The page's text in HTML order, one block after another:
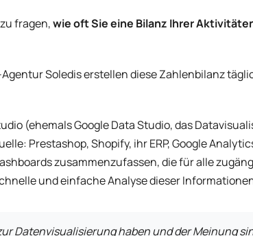
fragen,wie oft Sie eine Bilanz Ihrer
Soledis erstellen diese Zahlenbilanz
(ehemals Google Data Studio, das
Prestashop, Shopify, ihr ERP, Google
zusammenzufassen, die für alle
und einfache Analyse dieser
Datenvisualisierung haben und der Meinung